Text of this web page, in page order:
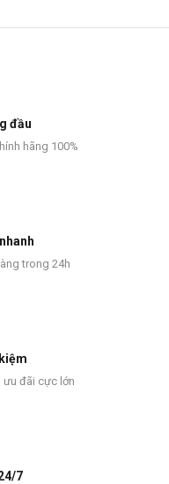
đầu
hãng 100%
trong 24h
ưu đãi cực lớn
7